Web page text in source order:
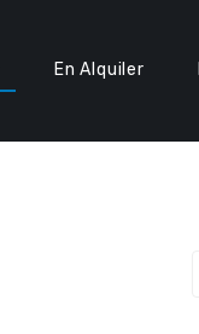
En Alquiler